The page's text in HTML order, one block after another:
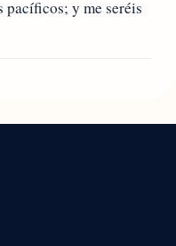
pacíficos; y me seréis